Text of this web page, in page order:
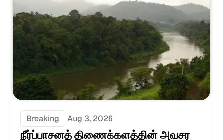
Breaking Aug 3, 2026
நீர்ப்பாசனத் திணைக்களத்தின் அவசர